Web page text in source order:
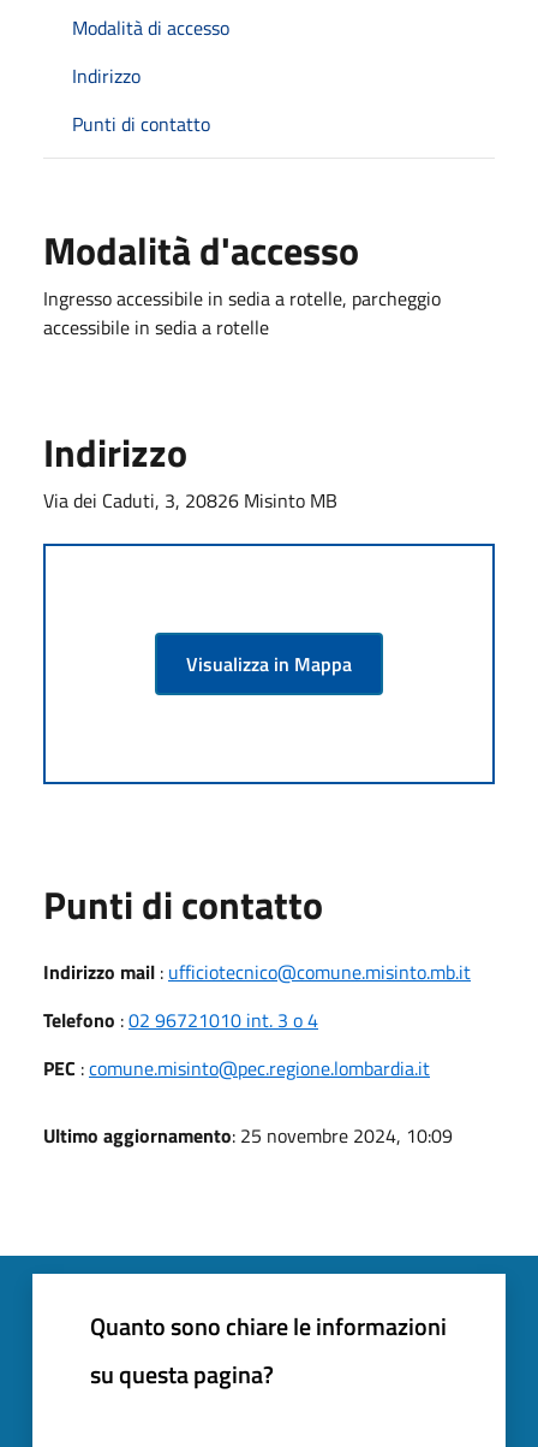
Modalità di accesso
Indirizzo
Punti di contatto
Modalità d'accesso
Ingresso accessibile in sedia a rotelle, parcheggio
accessibile in sedia a rotelle
Indirizzo
Via dei Caduti, 3, 20826 Misinto MB
Visualizza in Mappa
Punti di contatto
Indirizzo mail : ufficiotecnico@comune.misinto.mb.it
Telefono :02 96721010 int. 3 o 4
PEC :comune.misinto@pec.regione.lombardia.it
Ultimo aggiornamento: 25 novembre 2024, 10:09
Quanto sono chiare le informazioni
su questa pagina?